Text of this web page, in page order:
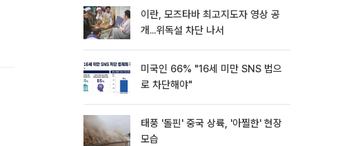
이란, 모즈타바 최고지도자 영상 공
개...위독설 차단 나서
미국인 66% "16세 미만 SNS 법으
로 차단해야"
태풍 '돌핀' 중국 상륙, '아찔한' 현장
모습